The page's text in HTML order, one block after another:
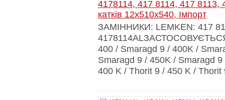
4178114, 417 8114, 417 8113,
катків 12x510x540, Імпорт
ЗАМІННИКИ: LEMKEN: 417
400 / Smaragd 9 / 400K /
Smaragd 9 / 450K / Smaragd
400 K / Thorit 9 / 450 K / Thorit